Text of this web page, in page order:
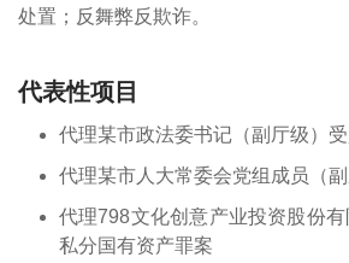
处置；反舞弊反欺诈。
代表性项目
代理某市政法委书记（副厅级）
代理某市人大常委会党组成员（
代理798文化创意产业投资股份有
私分国有资产罪案